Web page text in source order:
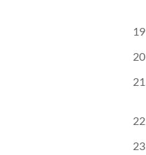
19
20
21
22
23